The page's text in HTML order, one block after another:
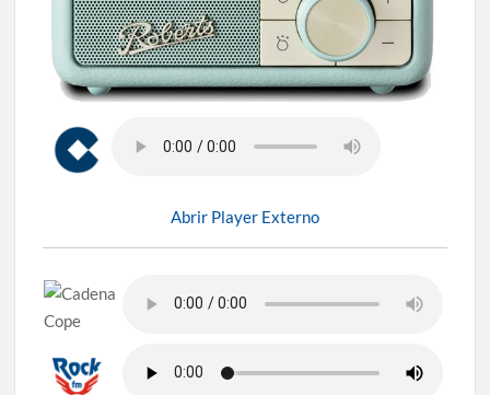
Abrir Player Externo